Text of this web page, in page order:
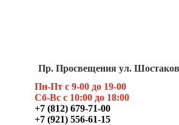
Пр. Просвещения ул.
Пн-Пт с 9-00 до 19-00
Сб-Вс с 10:00 до 18:00
+7 (812) 679-71-00
+7 (921) 556-61-15